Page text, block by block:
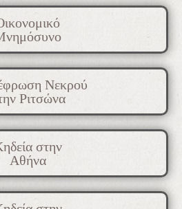
Νεκρού
Ριτσώνα
στην
Αθήνα